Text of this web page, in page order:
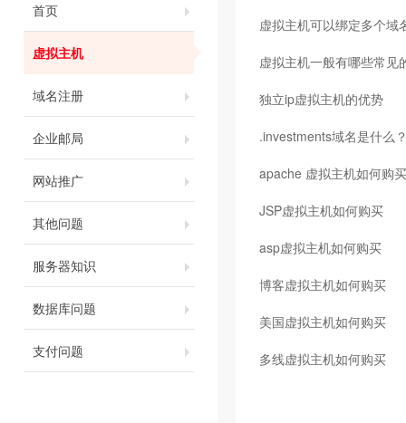
首页
虚拟主机
域名注册
企业邮局
网站推广
其他问题
服务器知识
数据库问题
支付问题
虚拟主机可以绑定多个域
虚拟主机一般有哪些常见
独立ip虚拟主机的优势
.investments域名是什么
apache 虚拟主机如何购买
JSP虚拟主机如何购买
asp虚拟主机如何购买
博客虚拟主机如何购买
美国虚拟主机如何购买
多线虚拟主机如何购买